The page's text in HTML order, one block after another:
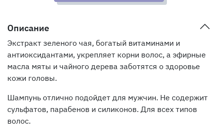
Описание
Экстракт зеленого чая, богатый витаминами и
антиоксидантами, укрепляет корни волос, а эфирные
масла мяты и чайного дерева заботятся о здоровье
кожи головы.
Шампунь отлично подойдет для мужчин. Не содержит
сульфатов, парабенов и силиконов. Для всех типов
волос.